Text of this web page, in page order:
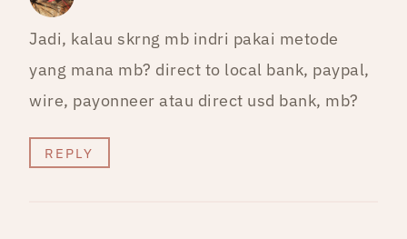
Jadi, kalau skrng mb indri pakai metode
yang mana mb? direct to local bank, paypal,
wire, payonneer atau direct usd bank, mb?
REPLY